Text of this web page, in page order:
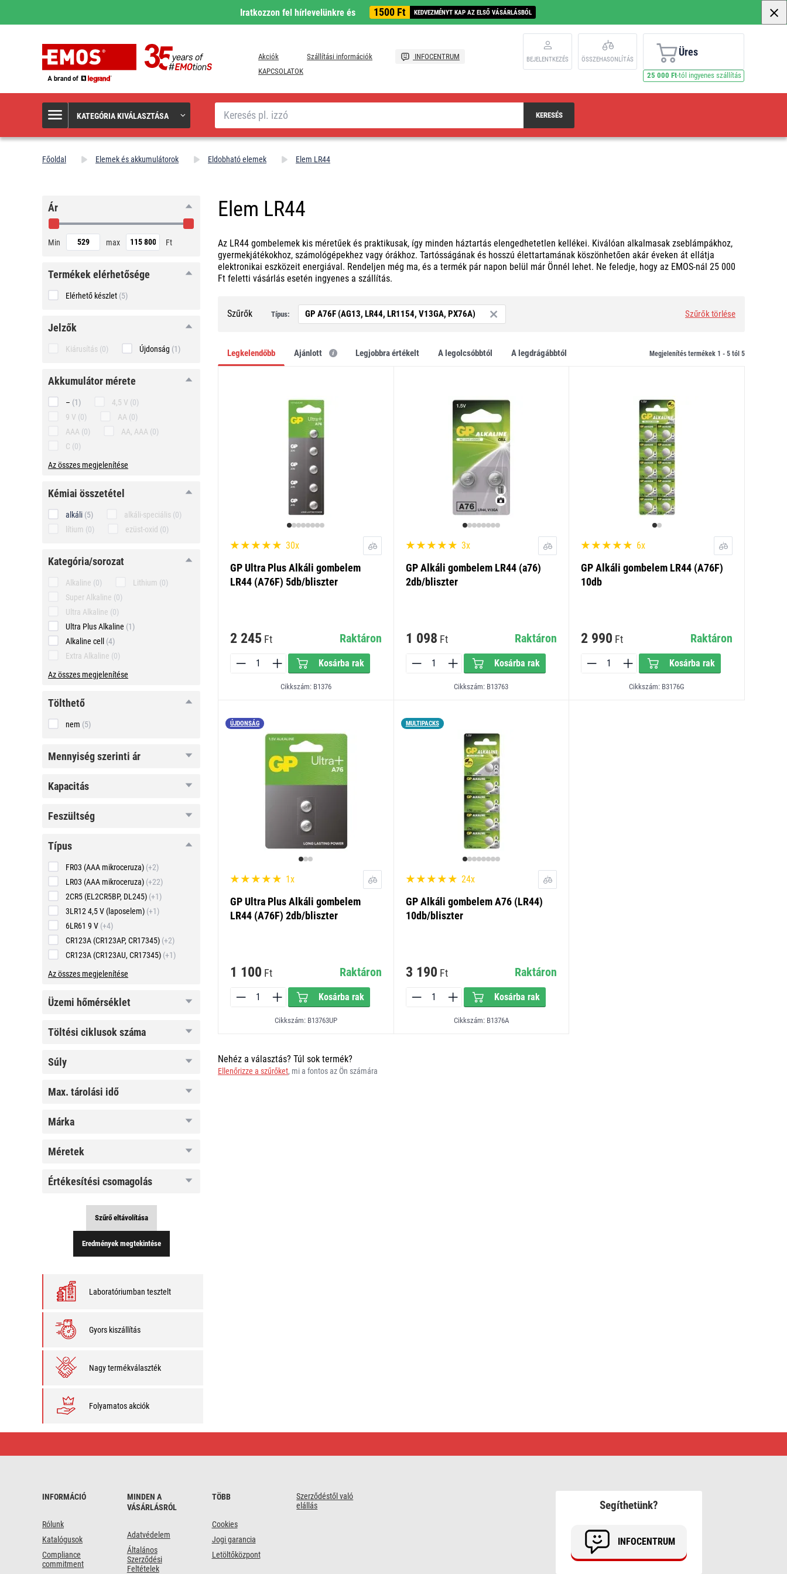
Iratkozzon fel hírlevelünkre és 1500 Ft KEDVEZMÉNYT KAP AZ ELSŐ VÁSÁRLÁSBÓL
Akciók Szállítási információk
INFOCENTRUM
KAPCSOLATOK
BEJELENTKEZÉS ÖSSZEHASONLÍTÁS
Üres
25 000 Ft-tól ingyenes szállítás
KATEGÓRIA KIVÁLASZTÁSA
Keresés
KERESÉS
Főoldal Elemek és akkumulátorok Eldobható elemek Elem LR44
Ár
Min max Ft
Termékek elérhetősége
Elérhető készlet (5)
Jelzők
Kiárusítás (0) Újdonság (1)
akkumulátor
akkumulátor mérete
– (1) 4,5 V (0)
9 V (0) AA (0)
AAA (0) AA, AAA (0)
C (0)
Az összes megjelenítése
kémiai
kémiai összetétel
alkáli (5) alkáli-speciális (0)
lítium (0) ezüst-oxid (0)
kategória/sorozat
kategória/sorozat
Alkaline (0) Lithium (0)
Super Alkaline (0)
Ultra Alkaline (0)
Ultra Plus Alkaline (1)
Alkaline cell (4)
Extra Alkaline (0)
Az összes megjelenítése
tölthető
tölthető
nem (5)
mennyiség
szerinti ár
mennyiség szerinti ár
kapacitás
kapacitás
feszültség
feszültség
típustípus
FR03 (AAA mikroceruza) (+2)
LR03 (AAA mikroceruza) (+22)
2CR5 (EL2CR5BP, DL245) (+1)
3LR12 4,5 V (laposelem) (+1)
6LR61 9 V (+4)
CR123A (CR123AP, CR17345) (+2)
CR123A (CR123AU, CR17345) (+1)
Az összes megjelenítése
üzemi
üzemi hőmérséklet
töltési
töltési ciklusok száma
súlysúly
max.max. tárolási idő
márka
márka
méretek
méretek
értékesítési
értékesítési csomagolás
Szűrő eltávolítása
Eredmények megtekintése
Laboratóriumban tesztelt
Gyors kiszállítás
Nagy termékválaszték
Folyamatos akciók
Elem LR44
Az LR44 gombelemek kis méretűek és praktikusak, így minden háztartás elengedhetetlen kellékei. Kiválóan alkalmasak zseblámpákhoz,
gyermekjátékokhoz, számológépekhez vagy órákhoz. Tartósságának és hosszú élettartamának köszönhetően akár éveken át ellátja
elektronikai eszközeit energiával. Rendeljen még ma, és a termék pár napon belül már Önnél lehet. Ne feledje, hogy az EMOS-nál 25 000
Ft feletti vásárlás esetén ingyenes a szállítás.
Szűrők Típus: GP A76F (AG13, LR44, LR1154, V13GA, PX76A) Szűrők törlése
Legkelendőbb Ajánlott legjobbra értékelt a legolcsóbbtól a legdrágábbtól Megjelenítés termékek 1 - 5 tól 5
30x
GP Ultra Plus Alkáli gombelem
LR44 (A76F) 5db/bliszter
2 245 Ft Raktáron
Kosárba rak
Cikkszám: B1376
3x
GP Alkáli gombelem LR44 (a76)
2db/bliszter
1 098 Ft Raktáron
Kosárba rak
Cikkszám: B13763
6x
GP Alkáli gombelem LR44 (A76F)
10db
2 990 Ft Raktáron
Kosárba rak
Cikkszám: B3176G
ÚJDONSÁG
1x
GP Ultra Plus Alkáli gombelem
LR44 (A76F) 2db/bliszter
1 100 Ft Raktáron
Kosárba rak
Cikkszám: B13763UP
MULTIPACKS
24x
GP Alkáli gombelem A76 (LR44)
10db/bliszter
3 190 Ft Raktáron
Kosárba rak
Cikkszám: B1376A
Nehéz a választás? Túl sok termék?
Ellenőrizze a szűrőket, mi a fontos az Ön számára
INFORMÁCIÓ
Rólunk
Katalógusok
Compliance
commitment
MINDEN A
VÁSÁRLÁSRÓL
Adatvédelem
Általános
Szerződési
Feltételek
TÖBB
Cookies
Jogi garancia
Letöltőközpont
Szerződéstől való
elállás
Segíthetünk?
INFOCENTRUM